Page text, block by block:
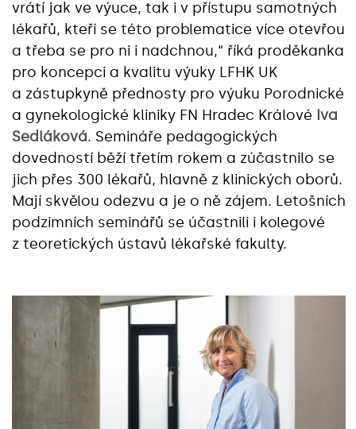
vrátí jak ve výuce, tak i v přístupu samotných
lékařů, kteří se této problematice více otevřou
a třeba se pro ni i nadchnou,“ říká proděkanka
pro koncepci a kvalitu výuky LFHK UK
a zástupkyně přednosty pro výuku Porodnické
a gynekologické kliniky FN Hradec Králové Iva
Sedláková. Semináře pedagogických
dovedností běží třetím rokem a zúčastnilo se
jich přes 300 lékařů, hlavně z klinických oborů.
Mají skvělou odezvu a je o ně zájem. Letošních
podzimních seminářů se účastnili i kolegové
z teoretických ústavů lékařské fakulty.